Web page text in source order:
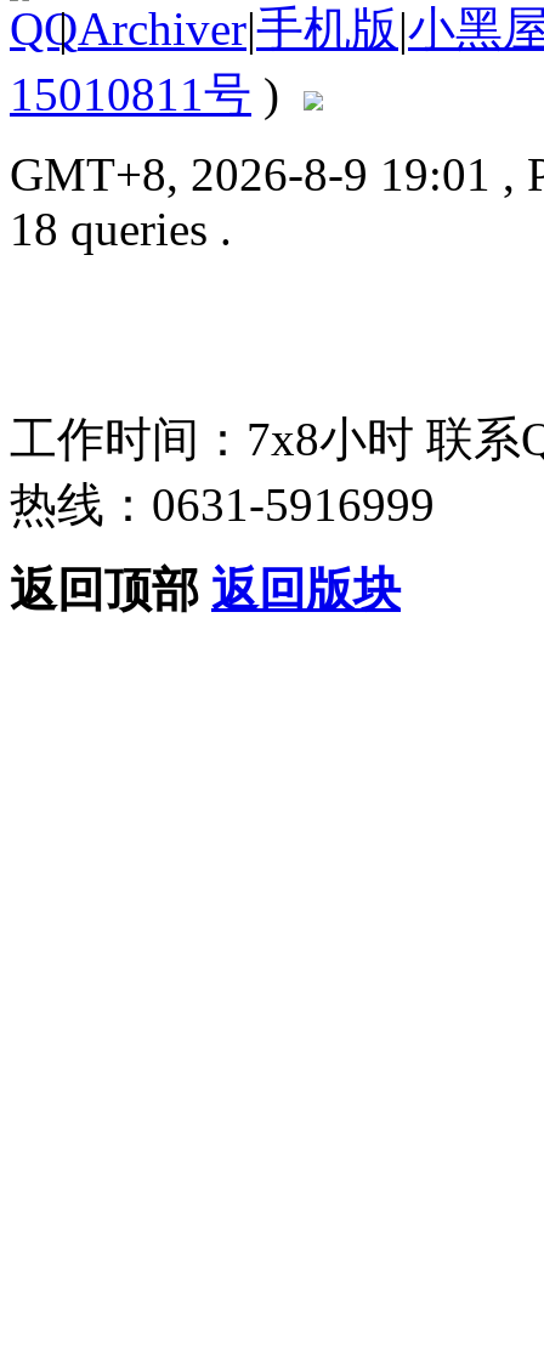
| Archiver|手机版|小黑
15010811号 )
GMT+8, 2026-8-9 19:01 ,
18 queries .
工作时间：7x8小时 联系
热线：0631-5916999
返回顶部 返回版块